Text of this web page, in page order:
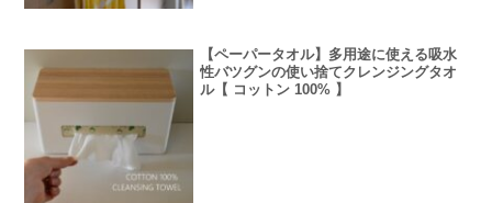
【ペーパータオル】多用途に使える吸水
性バツグンの使い捨てクレンジングタオ
ル【 コットン 100% 】